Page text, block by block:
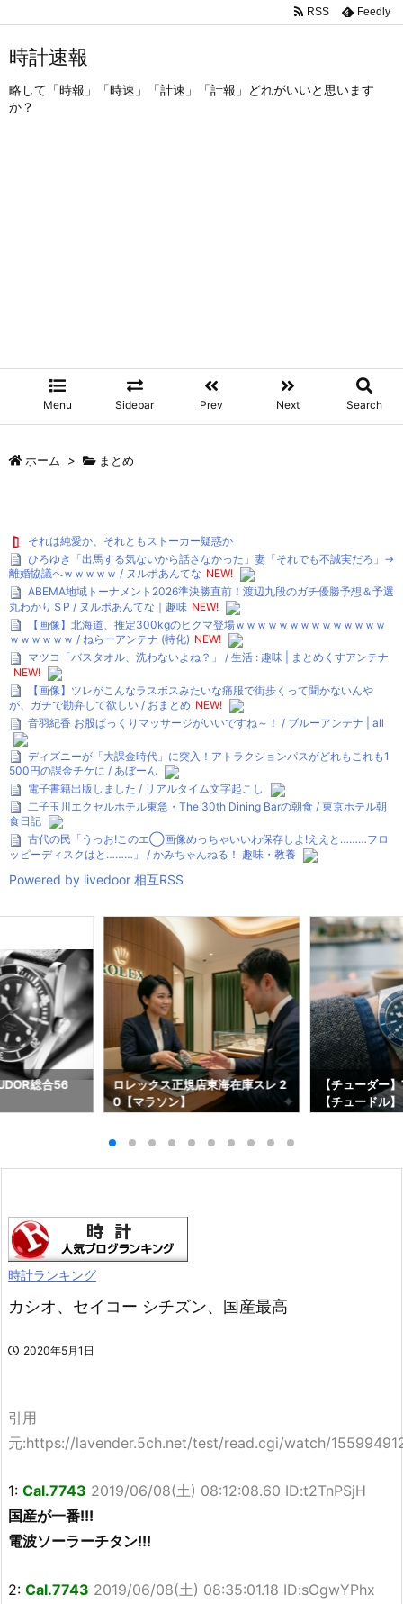
時計速報
略して「時報」「時速」「計速」「計報」どれがいいと思います
か？
Menu Sidebar Prev Next Search
RSS Feedly
ホーム > まとめ
それは純愛か、それともストーカー疑惑か
ひろゆき「出馬する気ないから話さなかった」妻「それでも不誠実だろ」→
離婚協議へｗｗｗｗｗ / ヌルポあんてな NEW!
ABEMA地域トーナメント2026準決勝直前！渡辺九段のガチ優勝予想＆予選
丸わかりＳP / ヌルポあんてな｜趣味 NEW!
【画像】北海道、推定300kgのヒグマ登場ｗｗｗｗｗｗｗｗｗｗｗｗｗｗ
ｗｗｗｗｗｗ / ねらーアンテナ (特化) NEW!
マツコ「バスタオル、洗わないよね？」 / 生活 : 趣味 | まとめくすアンテナ
NEW!
【画像】ツレがこんなラスボスみたいな痛服で街歩くって聞かないんや
が、ガチで勘弁して欲しい / おまとめ NEW!
音羽紀香 お股ぱっくりマッサージがいいですね～！ / ブルーアンテナ | all
ディズニーが「大課金時代」に突入！アトラクションパスがどれもこれも1
500円の課金チケに / あぼーん
電子書籍出版しました / リアルタイム文字起こし
二子玉川エクセルホテル東急・The 30th Dining Barの朝食 / 東京ホテル朝
食日記
古代の民「うっお!このエ◯画像めっちゃいいわ保存しよ!ええと………フロ
ッピーディスクはと………」 / かみちゃんねる！ 趣味・教養
Powered by livedoor 相互RSS
総合56
ロレックス正規店東海在庫スレ 2
0【マラソン】
【チューダー
【チュードル】
時計ランキング
カシオ、セイコー シチズン、国産最高
2020年5月1日
引用
元:https://lavender.5ch.net/test/read.cgi/watch/
1: Cal.7743 2019/06/08(土) 08:12:08.60 ID:t2TnPSjH
国産が一番!!!
電波ソーラーチタン!!!
2: Cal.7743 2019/06/08(土) 08:35:01.18 ID:sOgwYPhx